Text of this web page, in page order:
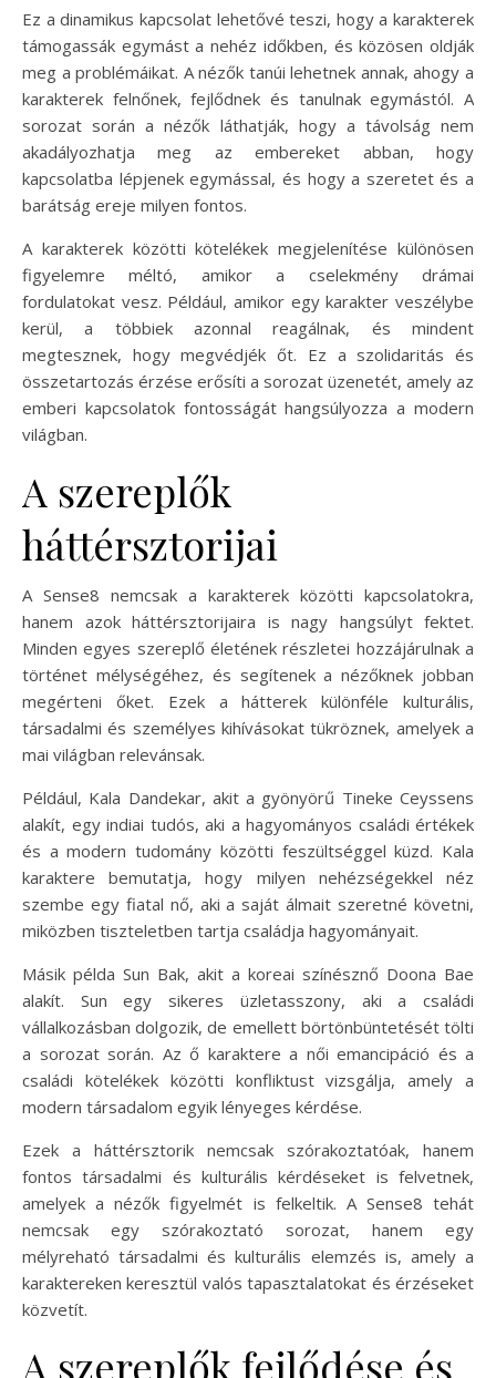
Ez a dinamikus kapcsolat lehetővé teszi, hogy a karakterek
támogassák egymást a nehéz időkben, és közösen oldják
meg a problémáikat. A nézők tanúi lehetnek annak, ahogy a
karakterek felnőnek, fejlődnek és tanulnak egymástól. A
sorozat során a nézők láthatják, hogy a távolság nem
akadályozhatja meg az embereket abban, hogy
kapcsolatba lépjenek egymással, és hogy a szeretet és a
barátság ereje milyen fontos.
A karakterek közötti kötelékek megjelenítése különösen
figyelemre méltó, amikor a cselekmény drámai
fordulatokat vesz. Például, amikor egy karakter veszélybe
kerül, a többiek azonnal reagálnak, és mindent
megtesznek, hogy megvédjék őt. Ez a szolidaritás és
összetartozás érzése erősíti a sorozat üzenetét, amely az
emberi kapcsolatok fontosságát hangsúlyozza a modern
világban.
A szereplők
háttérsztorijai
A Sense8 nemcsak a karakterek közötti kapcsolatokra,
hanem azok háttérsztorijaira is nagy hangsúlyt fektet.
Minden egyes szereplő életének részletei hozzájárulnak a
történet mélységéhez, és segítenek a nézőknek jobban
megérteni őket. Ezek a hátterek különféle kulturális,
társadalmi és személyes kihívásokat tükröznek, amelyek a
mai világban relevánsak.
Például, Kala Dandekar, akit a gyönyörű Tineke Ceyssens
alakít, egy indiai tudós, aki a hagyományos családi értékek
és a modern tudomány közötti feszültséggel küzd. Kala
karaktere bemutatja, hogy milyen nehézségekkel néz
szembe egy fiatal nő, aki a saját álmait szeretné követni,
miközben tiszteletben tartja családja hagyományait.
Másik példa Sun Bak, akit a koreai színésznő Doona Bae
alakít. Sun egy sikeres üzletasszony, aki a családi
vállalkozásban dolgozik, de emellett börtönbüntetését tölti
a sorozat során. Az ő karaktere a női emancipáció és a
családi kötelékek közötti konfliktust vizsgálja, amely a
modern társadalom egyik lényeges kérdése.
Ezek a háttérsztorik nemcsak szórakoztatóak, hanem
fontos társadalmi és kulturális kérdéseket is felvetnek,
amelyek a nézők figyelmét is felkeltik. A Sense8 tehát
nemcsak egy szórakoztató sorozat, hanem egy
mélyreható társadalmi és kulturális elemzés is, amely a
karaktereken keresztül valós tapasztalatokat és érzéseket
közvetít.
A szereplők fejlődése és